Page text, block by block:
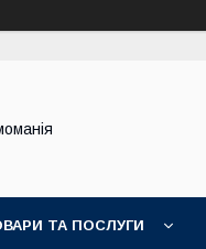
ТА ПОСЛУГИ